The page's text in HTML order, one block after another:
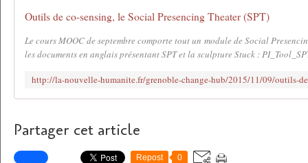
Outils de co-sensing, le Social Presencing Theater (SPT)
Le cours MOOC de septembre comporte tout un module de Social
les documents en anglais présentant SPT et la sculpture Stuck :
Partager cet article
Repost 0